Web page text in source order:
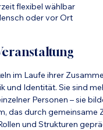
flexibel wählbar
oder vor Ort
im Laufe ihrer
und Identität. Sie sind
Personen – sie
das durch gemeinsame
und Strukturen